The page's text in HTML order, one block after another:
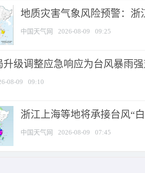
地质灾害气象风险预警：浙
中国天气网 2026-08-09 09:25
升级调整应急响应为台风暴雨
08-09 09:10
浙江上海等地将承接台风“
中国天气网 2026-08-09 07:45